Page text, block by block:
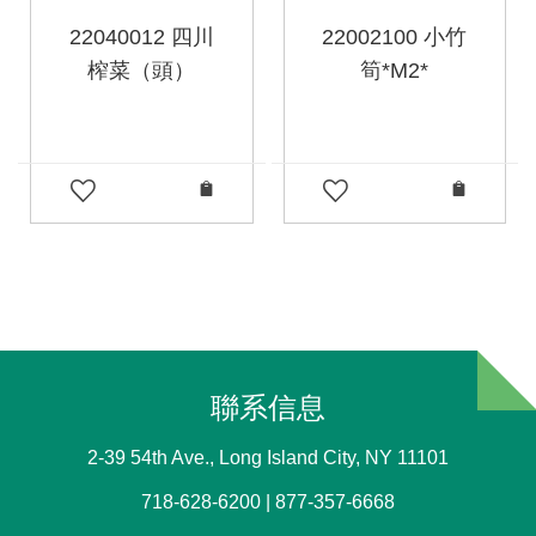
22040012 四川
榨菜（頭）
22002100 小竹
筍*M2*
聯系信息
2-39 54th Ave., Long Island City, NY 11101
718-628-6200 | 877-357-6668